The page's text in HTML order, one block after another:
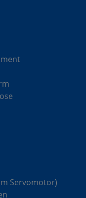
Servomotor)